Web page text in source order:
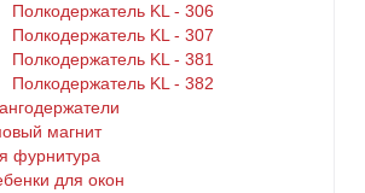
Полкодержатель KL - 306
Полкодержатель KL - 307
Полкодержатель KL - 381
Полкодержатель KL - 382
магнит
фурнитура
для окон